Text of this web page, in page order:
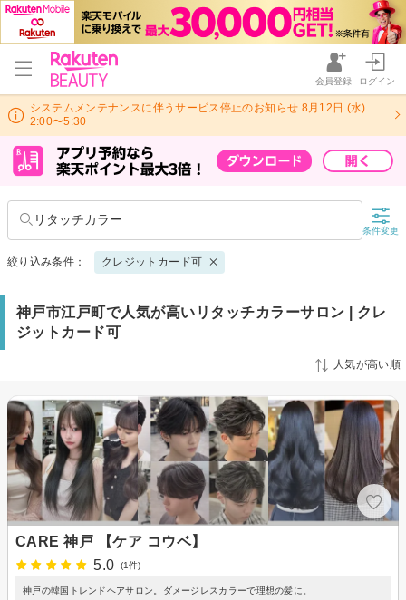
会員登録 ログイン
システムメンテナンスに伴うサービス停止のお知らせ 8月12日 (水)
2:00〜5:30
リタッチカラー
条件変更
絞り込み条件： クレジットカード可
神戸市江戸町で人気が高いリタッチカラーサロン | クレ
ジットカード可
人気が高い順
CARE 神戸 【ケア コウベ】
5.0
(1件)
神戸の韓国トレンドヘアサロン。ダメージレスカラーで理想の髪に。